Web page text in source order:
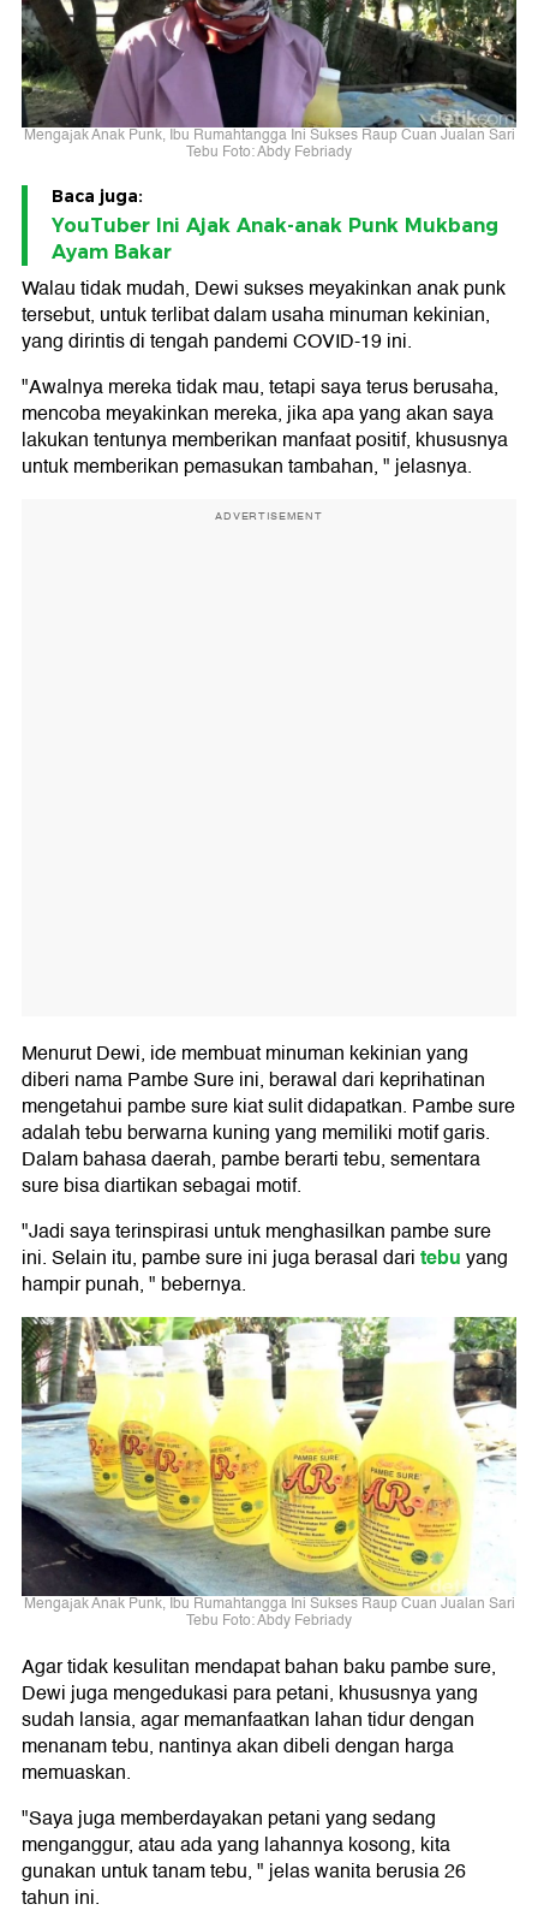
Mengajak Anak Punk, Ibu Rumahtangga Ini Sukses Raup Cuan Jualan Sari
Tebu Foto: Abdy Febriady
Baca juga:
YouTuber Ini Ajak Anak-anak Punk Mukbang
Ayam Bakar
Walau tidak mudah, Dewi sukses meyakinkan anak punk
tersebut, untuk terlibat dalam usaha minuman kekinian,
yang dirintis di tengah pandemi COVID-19 ini.
"Awalnya mereka tidak mau, tetapi saya terus berusaha,
mencoba meyakinkan mereka, jika apa yang akan saya
lakukan tentunya memberikan manfaat positif, khususnya
untuk memberikan pemasukan tambahan, " jelasnya.
ADVERTISEMENT
Menurut Dewi, ide membuat minuman kekinian yang
diberi nama Pambe Sure ini, berawal dari keprihatinan
mengetahui pambe sure kiat sulit didapatkan. Pambe sure
adalah tebu berwarna kuning yang memiliki motif garis.
Dalam bahasa daerah, pambe berarti tebu, sementara
sure bisa diartikan sebagai motif.
"Jadi saya terinspirasi untuk menghasilkan pambe sure
ini. Selain itu, pambe sure ini juga berasal daritebuyang
hampir punah, " bebernya.
Mengajak Anak Punk, Ibu Rumahtangga Ini Sukses Raup Cuan Jualan Sari
Tebu Foto: Abdy Febriady
Agar tidak kesulitan mendapat bahan baku pambe sure,
Dewi juga mengedukasi para petani, khususnya yang
sudah lansia, agar memanfaatkan lahan tidur dengan
menanam tebu, nantinya akan dibeli dengan harga
memuaskan.
"Saya juga memberdayakan petani yang sedang
menganggur, atau ada yang lahannya kosong, kita
gunakan untuk tanam tebu, " jelas wanita berusia 26
tahun ini.